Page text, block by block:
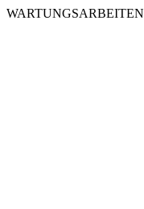
WARTUNGSARBEITEN